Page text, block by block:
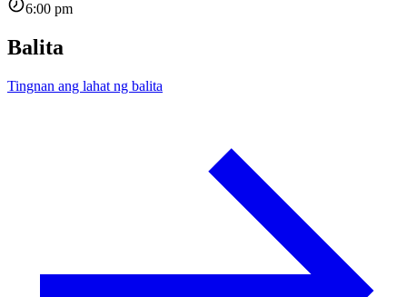
6:00 pm
Balita
Tingnan ang lahat ng balita